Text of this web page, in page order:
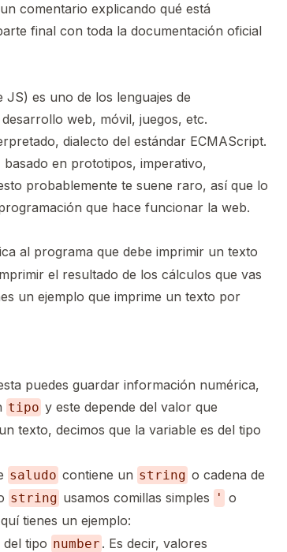
comentario explicando qué está
final con toda la documentación oficial
es uno de los lenguajes de
web, móvil, juegos, etc.
dialecto del estándar ECMAScript.
en prototipos, imperativo,
probablemente te suene raro, así que lo
que hace funcionar la web.
al programa que debe imprimir un texto
el resultado de los cálculos que vas
un ejemplo que imprime un texto por
puedes guardar información numérica,
tipo y este depende del valor que
texto, decimos que la variable es del tipo
saludo contiene un string o cadena de
string usamos comillas simples ' o
tienes un ejemplo:
del tipo number . Es decir, valores